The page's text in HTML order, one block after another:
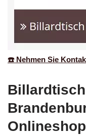
☎️ Nehmen Sie